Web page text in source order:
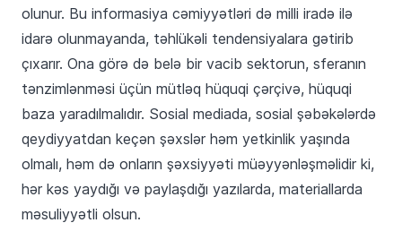
olunur. Bu informasiya cəmiyyətləri də milli iradə ilə
idarə olunmayanda, təhlükəli tendensiyalara gətirib
çıxarır. Ona görə də belə bir vacib sektorun, sferanın
tənzimlənməsi üçün mütləq hüquqi çərçivə, hüquqi
baza yaradılmalıdır. Sosial mediada, sosial şəbəkələrdə
qeydiyyatdan keçən şəxslər həm yetkinlik yaşında
olmalı, həm də onların şəxsiyyəti müəyyənləşməlidir ki,
hər kəs yaydığı və paylaşdığı yazılarda, materiallarda
məsuliyyətli olsun.